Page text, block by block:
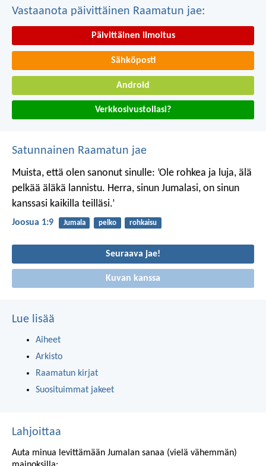
Vastaanota päivittäinen Raamatun jae:
Päivittäinen ilmoitus
Sähköposti
Android
Verkkosivustollasi?
Satunnainen Raamatun jae
Muista, että olen sanonut sinulle: ’Ole rohkea ja luja, älä
pelkää äläkä lannistu. Herra, sinun Jumalasi, on sinun
kanssasi kaikilla teilläsi.’
Joosua 1:9 Jumala pelko rohkaisu
Seuraava jae!
Kuvan kanssa
Lue lisää
Aiheet
Arkisto
Raamatun kirjat
Suosituimmat jakeet
Lahjoittaa
Auta minua levittämään Jumalan sanaa (vielä vähemmän)